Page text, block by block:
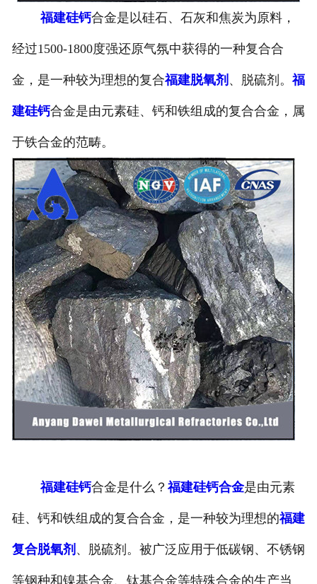
福建硅钙合金是以硅石、石灰和焦炭为原料，
经过1500-1800度强还原气氛中获得的一种复合合
金，是一种较为理想的复合福建脱氧剂 、脱硫剂。 福
建硅钙合金是由元素硅、钙和铁组成的复合合金，属
于铁合金的范畴。
福建硅钙合金是什么？ 福建硅钙合金是由元素
硅、钙和铁组成的复合合金，是一种较为理想的福建
复合脱氧剂 、脱硫剂。被广泛应用于低碳钢、不锈钢
等钢种和镍基合金、钛基合金等特殊合金的生产当